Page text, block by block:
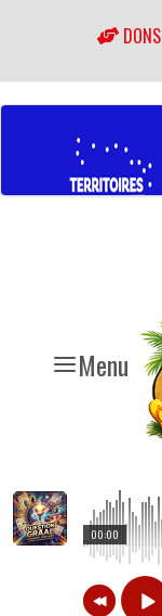
DONS
Menu
00:00